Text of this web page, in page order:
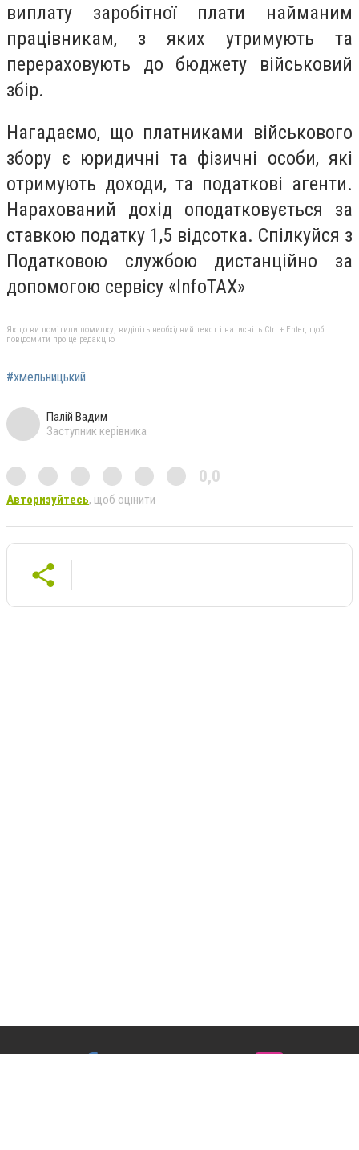
виплату заробітної плати найманим
працівникам, з яких утримують та
перераховують до бюджету військовий
збір.
Нагадаємо, що платниками військового
збору є юридичні та фізичні особи, які
отримують доходи, та податкові агенти.
Нарахований дохід оподатковується за
ставкою податку 1,5 відсотка. Спілкуйся з
Податковою службою дистанційно за
допомогою сервісу «InfoTAX»
Якщо ви помітили помилку, виділіть необхідний текст і натисніть Ctrl + Enter, щоб
повідомити про це редакцію
#хмельницький
Палій Вадим
Заступник керівника
0,0
Авторизуйтесь, щоб оцінити